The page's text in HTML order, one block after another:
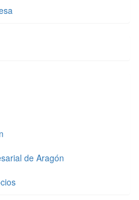
de Aragón